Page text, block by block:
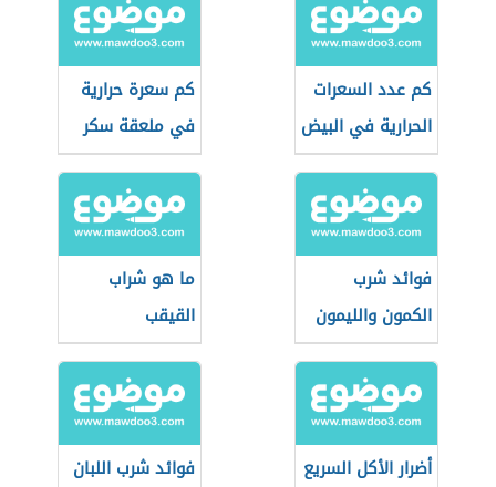
كم عدد السعرات
الحرارية في البيض
كم سعرة حرارية
في ملعقة سكر
صغيرة
فوائد شرب
الكمون والليمون
على الريق
ما هو شراب
القيقب
أضرار الأكل السريع
فوائد شرب اللبان